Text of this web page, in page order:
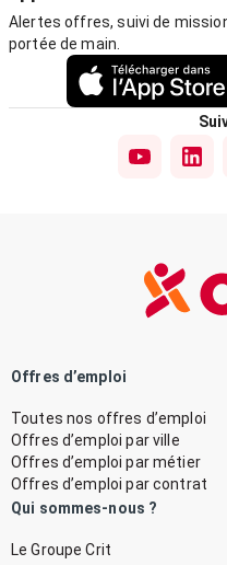
Alertes offres, suivi de
portée de main.
Offres d’emploi
Toutes nos offres d’emploi
Offres d’emploi par ville
Offres d’emploi par métier
Offres d’emploi par contrat
Qui sommes-nous ?
Le Groupe Crit